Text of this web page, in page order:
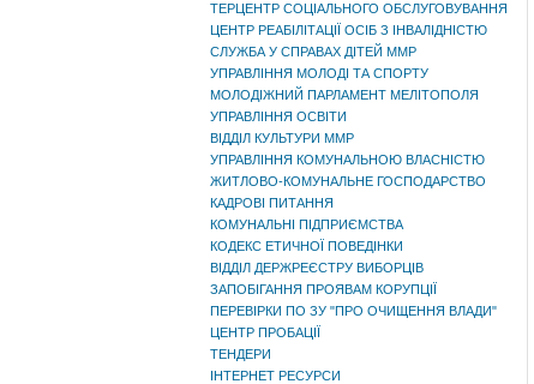
ТЕРЦЕНТР СОЦІАЛЬНОГО ОБСЛУГОВУВАННЯ
ЦЕНТР РЕАБІЛІТАЦІЇ ОСІБ З ІНВАЛІДНІСТЮ
СЛУЖБА У СПРАВАХ ДІТЕЙ ММР
УПРАВЛІННЯ МОЛОДІ ТА СПОРТУ
МОЛОДІЖНИЙ ПАРЛАМЕНТ МЕЛІТОПОЛЯ
УПРАВЛІННЯ ОСВІТИ
ВІДДІЛ КУЛЬТУРИ ММР
УПРАВЛІННЯ КОМУНАЛЬНОЮ ВЛАСНІСТЮ
ЖИТЛОВО-КОМУНАЛЬНЕ ГОСПОДАРСТВО
КАДРОВІ ПИТАННЯ
КОМУНАЛЬНІ ПІДПРИЄМСТВА
КОДЕКС ЕТИЧНОЇ ПОВЕДІНКИ
ВІДДІЛ ДЕРЖРЕЄСТРУ ВИБОРЦІВ
ЗАПОБІГАННЯ ПРОЯВАМ КОРУПЦІЇ
ПЕРЕВІРКИ ПО ЗУ "ПРО ОЧИЩЕННЯ ВЛАДИ"
ЦЕНТР ПРОБАЦІЇ
ТЕНДЕРИ
ІНТЕРНЕТ РЕСУРСИ